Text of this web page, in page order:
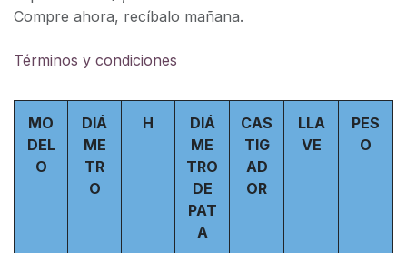
Compre ahora, recíbalo mañana.
Términos y condiciones
MO
DEL
O
DIÁ
ME
TR
O
H
DIÁ
ME
TRO
DE
PAT
A
CAS
TIG
AD
OR
LLA
VE
PES
O